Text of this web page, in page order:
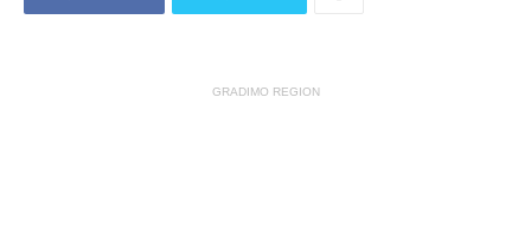
GRADIMO REGION